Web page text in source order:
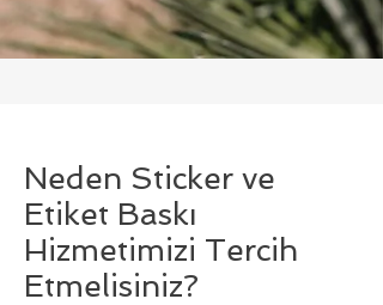
Neden Sticker ve
Etiket Baskı
Hizmetimizi Tercih
Etmelisiniz?